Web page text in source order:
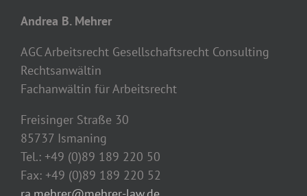
Andrea B. Mehrer
AGC Arbeitsrecht Gesellschaftsrecht Consulting
Rechtsanwältin
Fachanwältin für Arbeitsrecht
Freisinger Straße 30
85737 Ismaning
Tel.: +49 (0)89 189 220 50
Fax: +49 (0)89 189 220 52